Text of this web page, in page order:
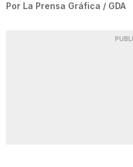
Por La Prensa Gráfica / GDA